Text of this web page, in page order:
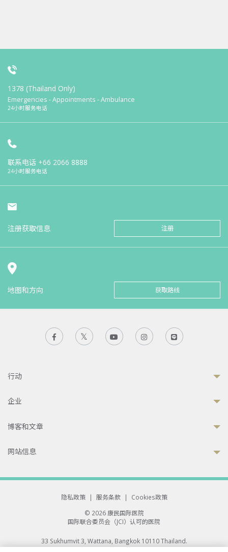
1378 (Thailand Only)
Emergencies - Appointments - Ambulance
24小时服务电话
联系电话 +66 2066 8888
24小时服务电话
注册获取信息 注册
地图和方向 获取路线
行动
企业
博客和文章
网站信息
隐私政策 | 服务条款 |
Cookies政策
© 2026 康民国际医院
国际联合委员会（JCI）认可的医院
33 Sukhumvit 3, Wattana, Bangkok 10110 Thailand.
All rights reserved.